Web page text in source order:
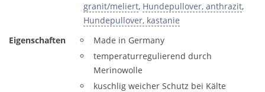
granit/meliert, Hundepullover, anthrazit,
Hundepullover, kastanie
Eigenschaften
Made in Germany
temperaturregulierend durch
Merinowolle
kuschlig weicher Schutz bei Kälte